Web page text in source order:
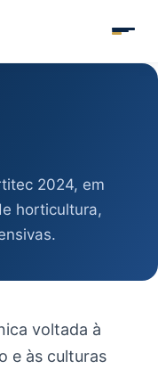
2024, em
horticultura,
voltada à
e às culturas